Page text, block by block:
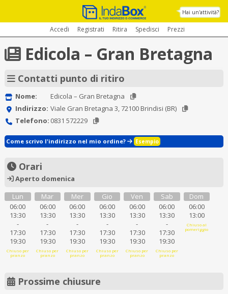
Hai un'attività?
Accedi Registrati Ritira Spedisci Prezzi
Edicola – Gran Bretagna
Contatti punto di ritiro
Nome:
Edicola – Gran Bretagna
Indirizzo: Viale Gran Bretagna 3, 72100 Brindisi (BR)
Telefono: 0831 572229
Come scrivo l'indirizzo nel mio ordine? Esempio
Orari
Aperto domenica
Lun
06:00
13:30
-
17:30
19:30
Chiuso per
pranzo
Mar
06:00
13:30
-
17:30
19:30
Chiuso per
pranzo
Mer
06:00
13:30
-
17:30
19:30
Chiuso per
pranzo
Gio
06:00
13:30
-
17:30
19:30
Chiuso per
pranzo
Ven
06:00
13:30
-
17:30
19:30
Chiuso per
pranzo
Sab
06:00
13:30
-
17:30
19:30
Chiuso per
pranzo
Dom
06:00
13:00
Chiuso al
pomeriggio
Prossime chiusure